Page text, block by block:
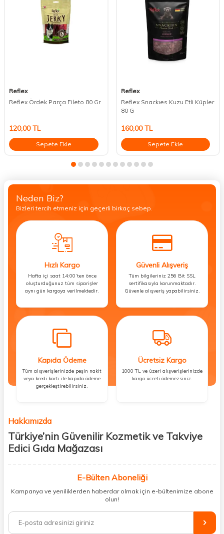
Reflex
Reflex Ördek Parça Fileto 80 Gr
120,00TL
Sepete Ekle
Reflex
Reflex Snackıes Kuzu Etli Küpler
80 G
160,00TL
Sepete Ekle
Neden Biz?
Bizleri tercih etmeniz için geçerli birkaç sebep.
Hızlı Kargo
Hafta içi saat 14:00’ten önce
oluşturduğunuz tüm siparişler
aynı gün kargoya verilmektedir.
Güvenli Alışveriş
Tüm bilgileriniz 256 Bit SSL
sertifikasıyla korunmaktadır.
Güvenle alışveriş yapabilirsiniz.
Kapıda Ödeme
Tüm alışverişlerinizde peşin nakit
veya kredi kartı ile kapıda ödeme
gerçekleştirebilirsiniz.
Ücretsiz Kargo
1000 TL ve üzeri alışverişlerinizde
kargo ücreti ödemezsiniz.
Hakkımızda
Türkiye’nin Güvenilir Kozmetik ve Takviye
Edici Gıda Mağazası
kişisel bakım hem de takviye edici gıda ürünlerini sizlerle
buluşturuyoruz. Artık mağaza mağaza dolaşmanıza gerek yok;
ihtiyacınız olan her şeyi tek bir çatı altında topluyor ve kapınıza kadar
%100 orijinal kozmetik ve sağlık ürünleriyle güzelliğinizi tamamlayabilir,
vücudunuzu desteklemek için güvenilir takviye edici gıdalara
E-Bülten Aboneliği
Kampanya ve yeniliklerden haberdar olmak için e-bültenimize abone
olun!